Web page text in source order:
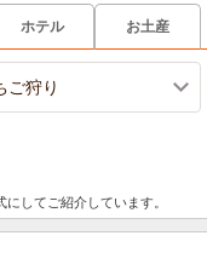
ホテル お土産
ご狩り
してご紹介しています。